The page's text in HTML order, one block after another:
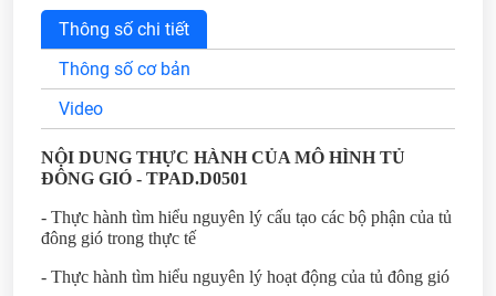
Thông số chi tiết
Thông số cơ bản
Video
NỘI DUNG THỰC HÀNH CỦA MÔ HÌNH TỦ
ĐÔNG GIÓ - TPAD.D0501
- Thực hành tìm hiểu nguyên lý cấu tạo các bộ phận của tủ
đông gió trong thực tế
- Thực hành tìm hiểu nguyên lý hoạt động của tủ đông gió